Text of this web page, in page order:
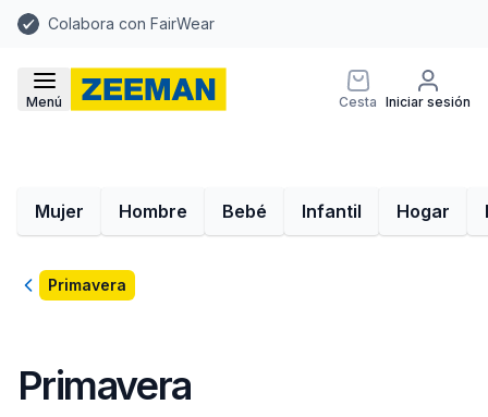
Colabora con FairWear
Menú Cesta Iniciar sesión
Mujer Hombre Bebé Infantil Hogar
VolverPrimavera
Primavera